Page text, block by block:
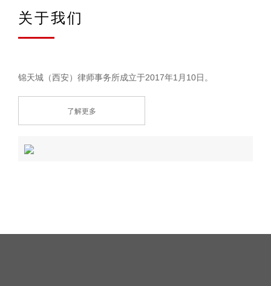
关于我们
锦天城（西安）律师事务所成立于2017年1月10日。
了解更多